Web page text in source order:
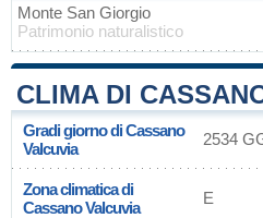
Monte San Giorgio
Patrimonio naturalistico
CLIMA DI
Gradi giorno di Cassano
Valcuvia
2534
Zona climatica di
Cassano Valcuvia
E